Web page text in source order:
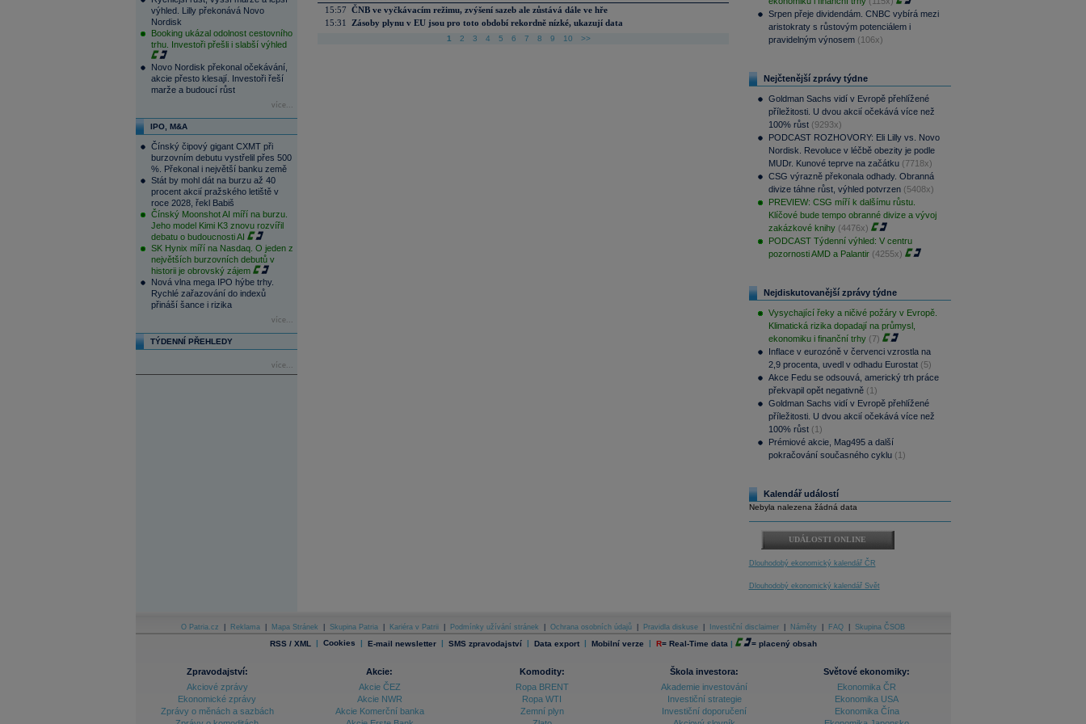
výhled. Lilly překonává Novo
Nordisk
Booking ukázal odolnost cestovního
trhu. Investoři přešli i slabší výhled
Novo Nordisk překonal očekávání,
akcie přesto klesají. Investoři řeší
marže a budoucí růst
více...
IPO, M&A
Čínský čipový gigant CXMT při
burzovním debutu vystřelil přes 500
%. Překonal i největší banku země
Stát by mohl dát na burzu až 40
procent akcií pražského letiště v
roce 2028, řekl Babiš
Čínský Moonshot AI míří na burzu.
Jeho model Kimi K3 znovu rozvířil
debatu o budoucnosti AI
SK Hynix míří na Nasdaq. O jeden z
největších burzovních debutů v
historii je obrovský zájem
Nová vlna mega IPO hýbe trhy.
Rychlé zařazování do indexů
přináší šance i rizika
více...
TÝDENNÍ PŘEHLEDY
více...
15:57 ČNB ve vyčkávacím režimu, zvýšení sazeb ale zůstává dále ve hře
15:31
Zásoby plynu v EU jsou pro toto období rekordně nízké, ukazují data
1 2 3 4 5 6 7 8 9 10 >>
Srpen přeje dividendám. CNBC vybírá mezi
aristokraty s růstovým potenciálem i
pravidelným výnosem (106x)
Nejčtenější zprávy týdne
Goldman Sachs vidí v Evropě přehlížené
příležitosti. U dvou akcií očekává více než
100% růst (9293x)
PODCAST ROZHOVORY: Eli Lilly vs. Novo
Nordisk. Revoluce v léčbě obezity je podle
MUDr. Kunové teprve na začátku (7718x)
CSG výrazně překonala odhady. Obranná
divize táhne růst, výhled potvrzen (5408x)
PREVIEW: CSG míří k dalšímu růstu.
Klíčové bude tempo obranné divize a vývoj
zakázkové knihy (4476x)
PODCAST Týdenní výhled: V centru
pozornosti AMD a Palantir (4255x)
Nejdiskutovanější zprávy týdne
Vysychající řeky a ničivé požáry v Evropě.
Klimatická rizika dopadají na průmysl,
ekonomiku i finanční trhy (7)
Inflace v eurozóně v červenci vzrostla na
2,9 procenta, uvedl v odhadu Eurostat (5)
Akce Fedu se odsouvá, americký trh práce
překvapil opět negativně (1)
Goldman Sachs vidí v Evropě přehlížené
příležitosti. U dvou akcií očekává více než
100% růst (1)
Prémiové akcie, Mag495 a další
pokračování současného cyklu (1)
Kalendář událostí
Nebyla nalezena žádná data
UDÁLOSTI ONLINE
Dlouhodobý ekonomický kalendář ČR
Dlouhodobý ekonomický kalendář Svět
O Patria.cz Reklama Mapa Stránek Skupina Patria Kariéra v Patrii Podmínky užívání stránek Ochrana osobních údajů Pravidla diskuse Investiční disclaimer Náměty FAQ Skupina ČSOB
RSS / XML | Cookies | E-mail newsletter | SMS zpravodajství | Data export | Mobilní verze | R= Real-Time data | = placený obsah
Zpravodajství:
Akciové zprávy
Ekonomické zprávy
Zprávy o měnách a sazbách
Akcie:
Akcie ČEZ
Akcie NWR
Akcie Komerční banka
Komodity:
Ropa BRENT
Ropa WTI
Zemní plyn
Škola investora:
Akademie investování
Investiční strategie
Investiční doporučení
Světové ekonomiky:
Ekonomika ČR
Ekonomika USA
Ekonomika Čína